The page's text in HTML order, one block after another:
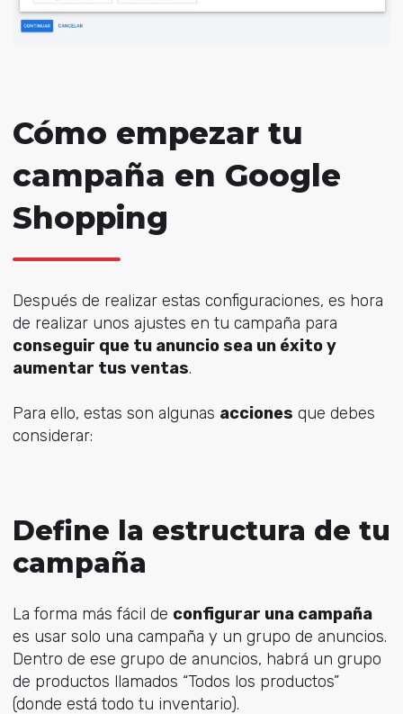
Cómo empezar tu
campaña en Google
Shopping
Después de realizar estas configuraciones, es hora
de realizar unos ajustes en tu campaña para
conseguir que tu anuncio sea un éxito y
aumentar tus ventas.
Para ello, estas son algunas acciones que debes
considerar:
Define la estructura de tu
campaña
La forma más fácil de configurar una campaña
es usar solo una campaña y un grupo de anuncios.
Dentro de ese grupo de anuncios, habrá un grupo
de productos llamados “Todos los productos”
(donde está todo tu inventario).